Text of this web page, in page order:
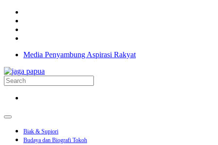
Media Penyambung Aspirasi Rakyat
Biak & Supiori
Budaya dan Biografi Tokoh